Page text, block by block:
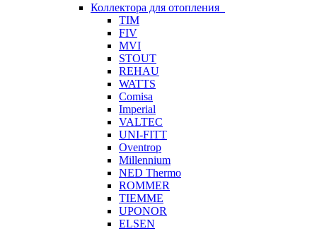
Коллектора для отопления
TIM
FIV
MVI
STOUT
REHAU
WATTS
Comisa
Imperial
VALTEC
UNI-FITT
Oventrop
Millennium
NED Thermo
ROMMER
TIEMME
UPONOR
ELSEN